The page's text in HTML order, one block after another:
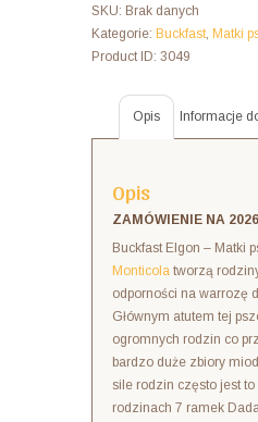
F1
-
Matki
SKU: Brak danych
Kategorie: Buckfast Matki
Product ID: 3049
Opis Informacje
Opis
ZAMÓWIENIE NA 2026
Buckfast Elgon – Matki
Monticola tworzą
odporności na warrozę
Głównym atutem tej
ogromnych rodzin co
bardzo duże zbiory
sile rodzin często jest to
rodzinach 7 ramek